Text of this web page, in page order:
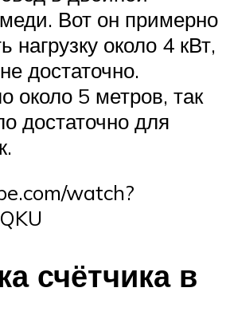
Вот он примерно
нагрузку около 4 кВт,
достаточно.
около 5 метров, так
достаточно для
watch?
счётчика в